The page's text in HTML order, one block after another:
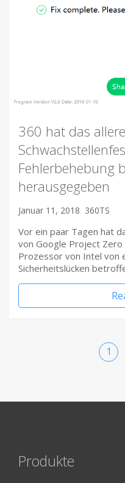
360 hat das
Fehlerbehebung
herausgegeben
Januar 11, 2018 360TS
Vor ein paar Tagen hat
von Google Project
Prozessor von Intel von
Sicherheitslücken
1
Produkte